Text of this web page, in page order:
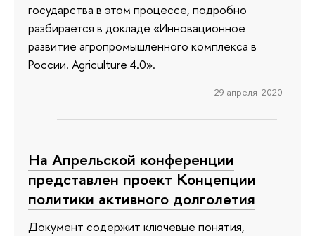
государства в этом процессе, подробно
разбирается в докладе «Инновационное
развитие агропромышленного комплекса в
России. Agriculture 4.0».
29 апреля 2020
На Апрельской конференции
представлен проект Концепции
политики активного долголетия
Документ содержит ключевые понятия,